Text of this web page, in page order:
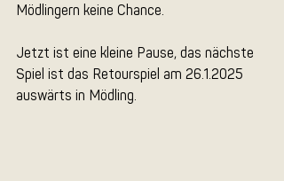
Mödlingern keine Chance.
Jetzt ist eine kleine Pause, das nächste
Spiel ist das Retourspiel am 26.1.2025
auswärts in Mödling.